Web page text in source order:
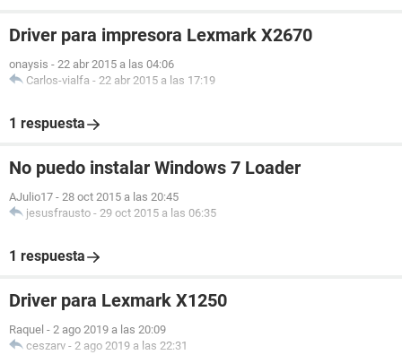
Driver para impresora Lexmark X2670
onaysis - 22 abr 2015 a las 04:06
Carlos-vialfa - 22 abr 2015 a las 17:19
1 respuesta
No puedo instalar Windows 7 Loader
AJulio17 - 28 oct 2015 a las 20:45
jesusfrausto - 29 oct 2015 a las 06:35
1 respuesta
Driver para Lexmark X1250
Raquel - 2 ago 2019 a las 20:09
ceszarv - 2 ago 2019 a las 22:31